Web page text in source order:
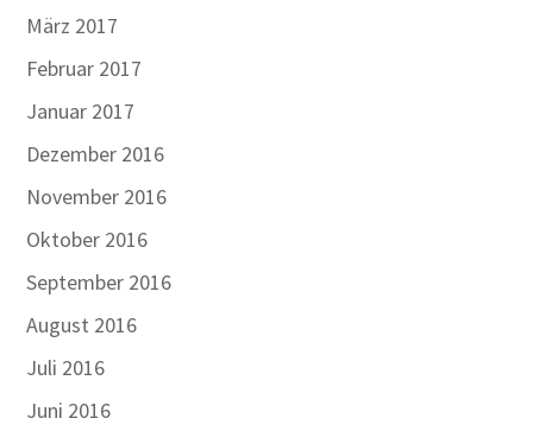
März 2017
Februar 2017
Januar 2017
Dezember 2016
November 2016
Oktober 2016
September 2016
August 2016
Juli 2016
Juni 2016